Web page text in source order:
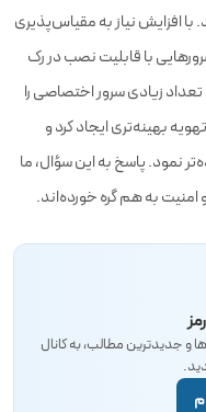
افزایش نیاز به مقیاس‌پذیری
با قابلیت نصب در رک
زیادی سرور اختصاصی را
بهینه‌تری ایجاد کرد و
نمود. پاسخ به این سؤال، ما
امنیت به هم گره خورده‌اند.
جدیدترین مطالب، به کانال